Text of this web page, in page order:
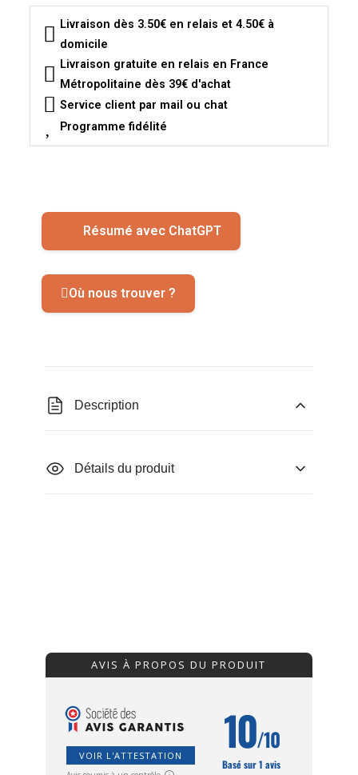
Livraison dès 3.50€ en relais et 4.50€ à
domicile
Livraison gratuite en relais en France
Métropolitaine dès 39€ d'achat
Service client par mail ou chat
Programme fidélité
Résumé avec ChatGPT
Où nous trouver ?
Description
Détails du produit
AVIS À PROPOS DU PRODUIT
VOIR L'ATTESTATION 10/10
Basé sur 1 avis